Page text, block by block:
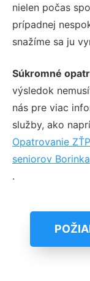
nielen počas
prípadnej
snažíme sa ju
Súkromné
výsledok
nás pre viac
služby, ako
Opatrovanie
seniorov Borinka
.